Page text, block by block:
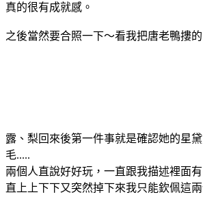
真的很有成就感。
之後當然要合照一下～看我把唐老鴨摟的
露、梨回來後第一件事就是確認她的星
毛.....
兩個人直說好好玩，一直跟我描述裡面
直上上下下又突然掉下來我只能欽佩這兩